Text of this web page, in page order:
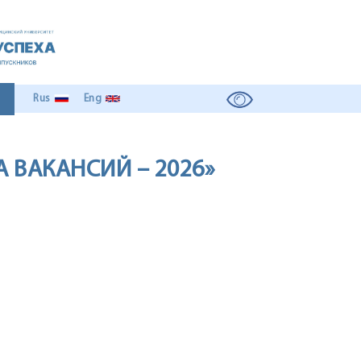
Rus Eng
– 2026»